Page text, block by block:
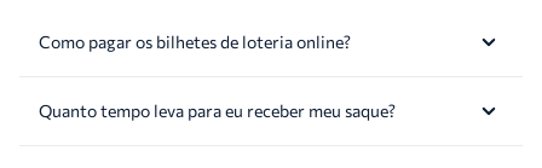
Como pagar os bilhetes de loteria online?
Quanto tempo leva para eu receber meu saque?